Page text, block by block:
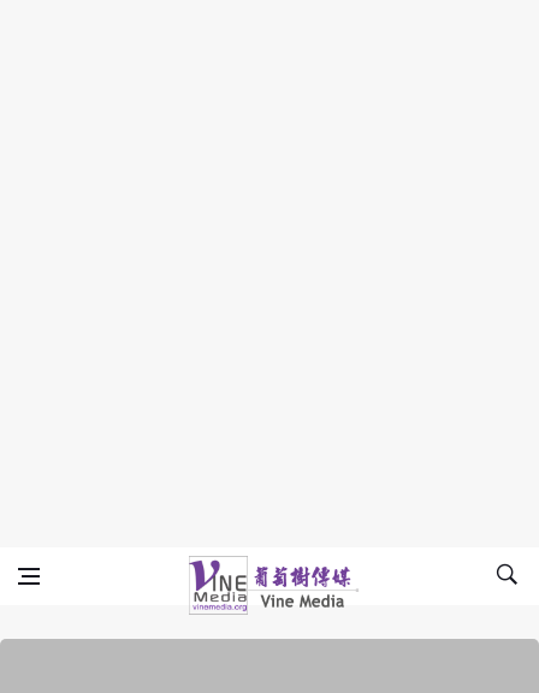
Vine Media
葡萄樹傳媒